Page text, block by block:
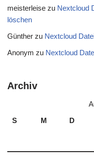
meisterleise zu Nextcloud
löschen
Günther zu Nextcloud
Anonym zu Nextcloud
Archiv
S
M D